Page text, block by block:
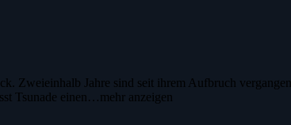
Zweieinhalb Jahre sind seit ihrem Aufbruch
Tsunade einen…mehr anzeigen